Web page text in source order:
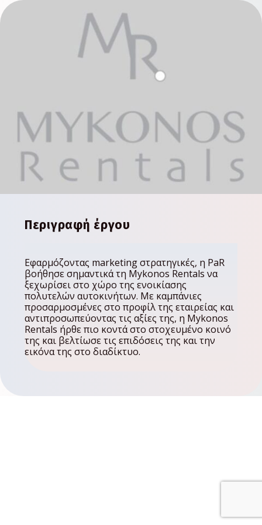
Περιγραφή έργου
Εφαρμόζοντας marketing στρατηγικές, η PaR
βοήθησε σημαντικά τη Mykonos Rentals να
ξεχωρίσει στο χώρο της ενοικίασης
πολυτελών αυτοκινήτων. Με καμπάνιες
προσαρμοσμένες στο προφίλ της εταιρείας και
αντιπροσωπεύοντας τις αξίες της, η Mykonos
Rentals ήρθε πιο κοντά στο στοχευμένο κοινό
της και βελτίωσε τις επιδόσεις της και την
εικόνα της στο διαδίκτυο.